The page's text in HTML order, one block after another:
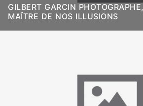
GILBERT GARCIN PHOTOGRAPHE,
MAÎTRE DE NOS ILLUSIONS